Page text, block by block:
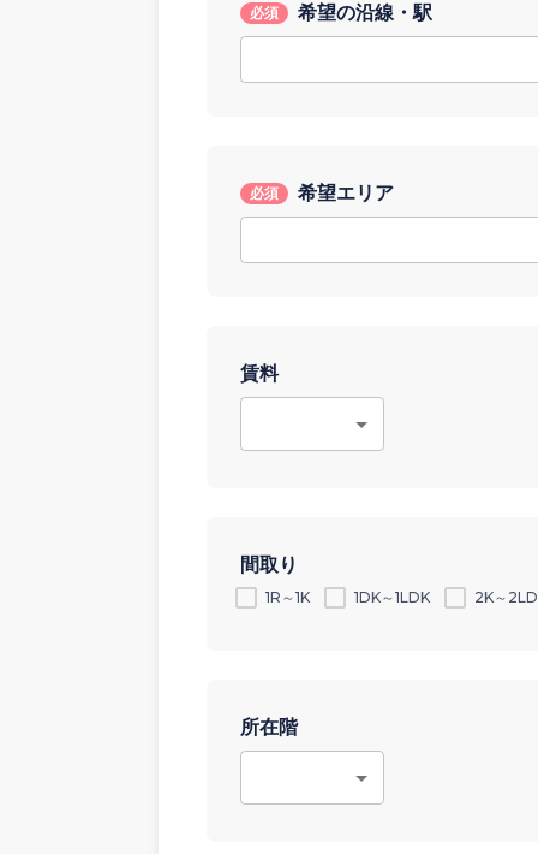
必須 希望の沿線・駅
必須 希望エリア
賃料
間取り
1R～1K 1DK～1LDK 2K～
所在階